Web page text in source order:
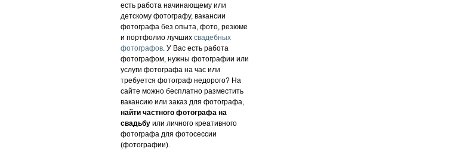
есть работа начинающему или
детскому фотографу, вакансии
фотографа без опыта, фото, резюме
и портфолио лучших свадебных
фотографов. У Вас есть работа
фотографом, нужны фотографии или
услуги фотографа на час или
требуется фотограф недорого? На
сайте можно бесплатно разместить
вакансию или заказ для фотографа,
найти частного фотографа на
свадьбу или личного креативного
фотографа для фотосессии
(фотографии).